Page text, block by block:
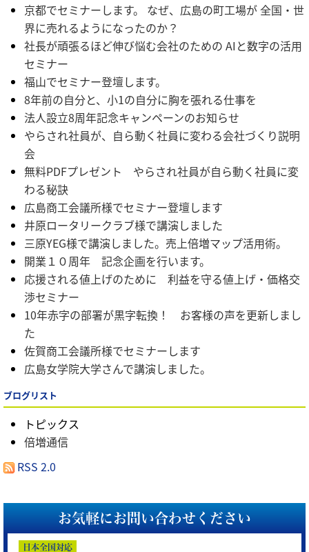
京都でセミナーします。 なぜ、広島の町工場が 全国・世
界に売れるようになったのか？
社長が頑張るほど伸び悩む会社のための AIと数字の活用
セミナー
福山でセミナー登壇します。
8年前の自分と、小1の自分に胸を張れる仕事を
法人設立8周年記念キャンペーンのお知らせ
やらされ社員が、自ら動く社員に変わる会社づくり説明
会
無料PDFプレゼント やらされ社員が自ら動く社員に変
わる秘訣
広島商工会議所様でセミナー登壇します
井原ロータリークラブ様で講演しました
三原YEG様で講演しました。売上倍増マップ活用術。
開業１０周年 記念企画を行います。
応援される値上げのために 利益を守る値上げ・価格交
渉セミナー
10年赤字の部署が黒字転換！ お客様の声を更新しまし
た
佐賀商工会議所様でセミナーします
広島女学院大学さんで講演しました。
ブログリスト
トピックス
倍増通信
RSS 2.0
お気軽にお問い合わせください
日本全国対応